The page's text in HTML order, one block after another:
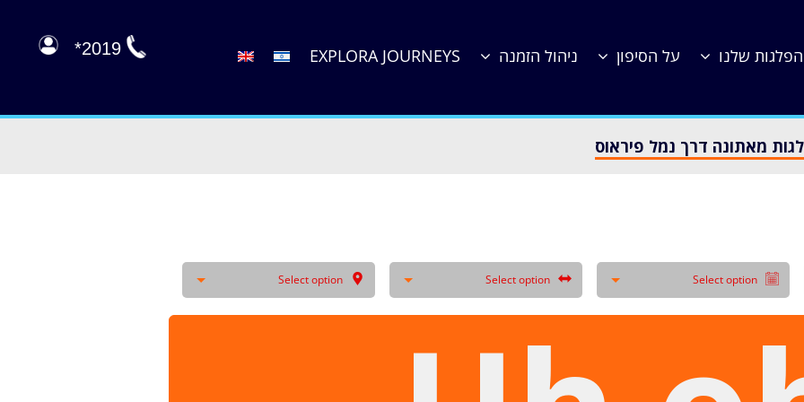
הפלגות שלנו על הסיפון ניהול הזמנה EXPLORA JOURNEYS
2019*
מאתונה דרך נמל פיראוס
Select option
Select option
Select option